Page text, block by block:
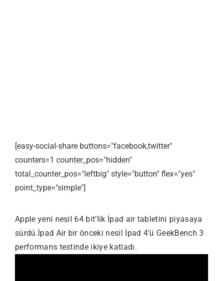
[easy-social-share buttons="facebook,twitter"
counters=1 counter_pos="hidden"
total_counter_pos="leftbig" style="button" flex="yes"
point_type="simple"]
Apple yeni nesil 64 bit’lik İpad air tabletini piyasaya
sürdü.İpad Air bir önceki nesil İpad 4’ü GeekBench 3
performans testinde ikiye katladı.